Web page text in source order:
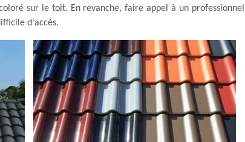
sur le toit. En revanche, faire appel à un professionnel
d'accès.